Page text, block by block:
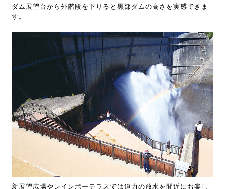
ダム展望台から外階段を下りると黒部ダムの高さを実感できま
す。
新展望広場やレインボーテラスでは迫力の放水を間近にお楽し